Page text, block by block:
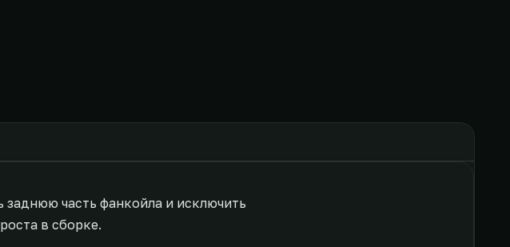
заднюю часть фанкойла и исключить
в сборке.